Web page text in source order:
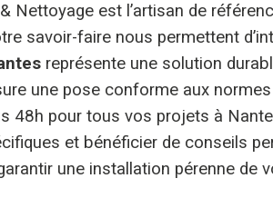
Nettoyage est l’artisan de
savoir-faire nous permettent
représente une solution
une pose conforme aux
48h pour tous vos projets à
et bénéficier de conseils
une installation pérenne de